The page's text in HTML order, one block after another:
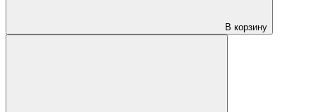
В корзину